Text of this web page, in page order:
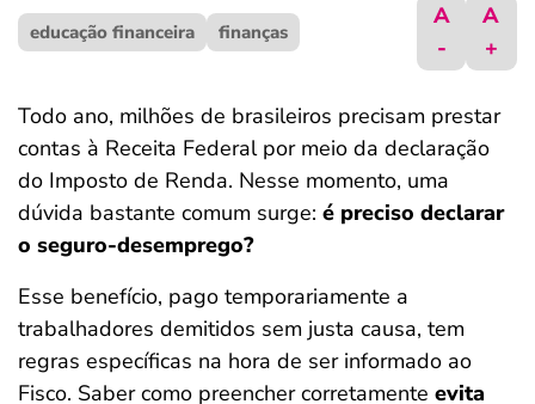
ferramentas
educação financeira finanças
A
-
A
+
Todo ano, milhões de brasileiros precisam prestar
contas à Receita Federal por meio da declaração
do Imposto de Renda. Nesse momento, uma
dúvida bastante comum surge: é preciso declarar
o seguro-desemprego?
Esse benefício, pago temporariamente a
trabalhadores demitidos sem justa causa, tem
regras específicas na hora de ser informado ao
Fisco. Saber como preencher corretamente evita